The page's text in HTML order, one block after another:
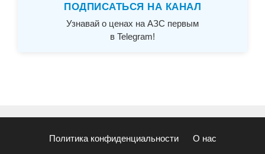
ПОДПИСАТЬСЯ НА КАНАЛ
Узнавай о ценах на АЗС первым
в Telegram!
Политика конфиденциальности О нас